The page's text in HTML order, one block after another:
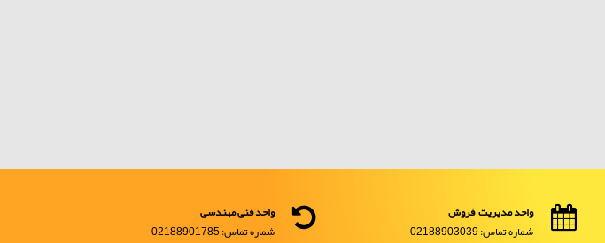
واحد مدیریت فروش
شماره تماس: 02188903039
واحد فنی مهندسی
شماره تماس: 02188901785